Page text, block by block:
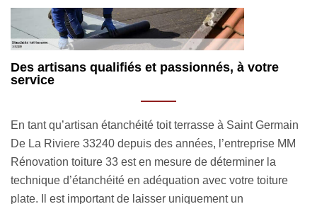
Les qualifications de nos couvreurs pour
étanchéité toit terrasse à Saint Germain De La
C’est grâce à nos artisans couvreurs étanchéité toit
terrasse 33240 que nous pouvons prendre en charge la
réalisation des travaux d’étanchéité de toit plate. Ils nous
ont accompagné depuis le début de nos activités, mettant à